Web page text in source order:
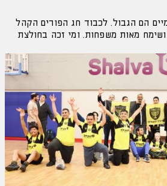
הם הגבול. לכבוד חג הפורים הקהל
מאות משפחות. ומי זכה בחולצת